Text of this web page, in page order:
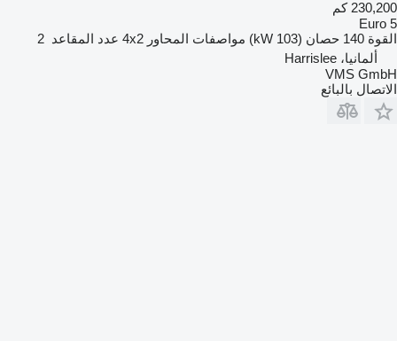
230,200 كم
Euro 5
القوة 140 حصان (103 kW) مواصفات المحاور 4x2 عدد المقاعد 2
ألمانيا، Harrislee
VMS GmbH
الاتصال بالبائع